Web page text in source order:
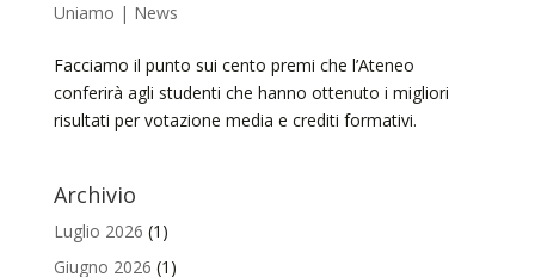
Uniamo | News
Facciamo il punto sui cento premi che l’Ateneo
conferirà agli studenti che hanno ottenuto i migliori
risultati per votazione media e crediti formativi.
Archivio
Luglio 2026 (1)
Giugno 2026 (1)